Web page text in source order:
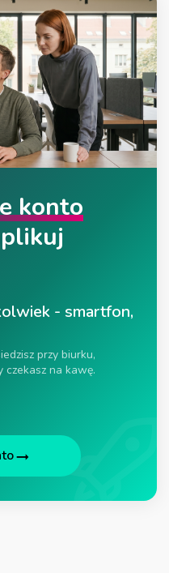
konto
- smartfon,
przy biurku,
czekasz na kawę.